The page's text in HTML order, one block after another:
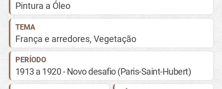
Pintura a Óleo
TEMA
França e arredores, Vegetação
PERÍODO
1913 a 1920 - Novo desafio (Paris-Saint-Hubert)